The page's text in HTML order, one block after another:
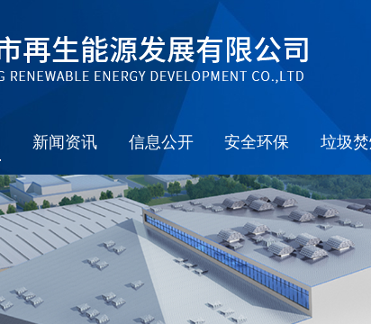
新闻资讯 信息公开 安全环保 垃圾